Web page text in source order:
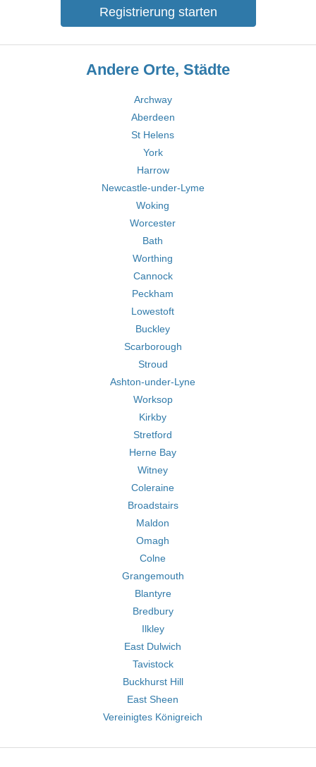
Registrierung starten
Andere Orte, Städte
Archway
Aberdeen
St Helens
York
Harrow
Newcastle-under-Lyme
Woking
Worcester
Bath
Worthing
Cannock
Peckham
Lowestoft
Buckley
Scarborough
Stroud
Ashton-under-Lyne
Worksop
Kirkby
Stretford
Herne Bay
Witney
Coleraine
Broadstairs
Maldon
Omagh
Colne
Grangemouth
Blantyre
Bredbury
Ilkley
East Dulwich
Tavistock
Buckhurst Hill
East Sheen
Vereinigtes Königreich